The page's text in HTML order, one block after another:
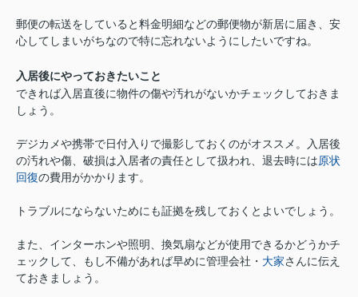
郵便の転送をしていると料金明細などの郵便物が新居に届き、安
心してしまいがちなので特に忘れないようにしたいですね。
入居後にやっておきたいこと
できれば入居直後に物件の傷や汚れがないかチェックしておきま
しょう。
デジカメや携帯で日付入りで撮影しておくのがオススメ。入居後
の汚れや傷、破損は入居者の責任として扱われ、退去時には原状
回復の費用がかかります。
トラブルにならないためにも証拠を残しておくとよいでしょう。
また、インターホンや照明、換気扇などが使用できるかどうかチ
ェックして、もし不備があれば早めに管理会社・ 大家さんに伝え
ておきましょう。